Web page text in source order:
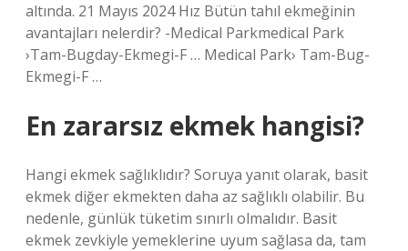
altında. 21 Mayıs 2024 Hız Bütün tahıl ekmeğinin
avantajları nelerdir? -Medical Parkmedical Park
›Tam-Bugday-Ekmegi-F … Medical Park› Tam-Bug-
Ekmegi-F …
En zararsız ekmek hangisi?
Hangi ekmek sağlıklıdır? Soruya yanıt olarak, basit
ekmek diğer ekmekten daha az sağlıklı olabilir. Bu
nedenle, günlük tüketim sınırlı olmalıdır. Basit
ekmek zevkiyle yemeklerine uyum sağlasa da, tam